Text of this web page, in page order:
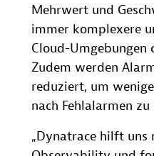
Mehrwert und
immer komplexere
Cloud-Umgebungen
Zudem werden
reduziert, um
nach Fehlalarmen
„Dynatrace hilft uns